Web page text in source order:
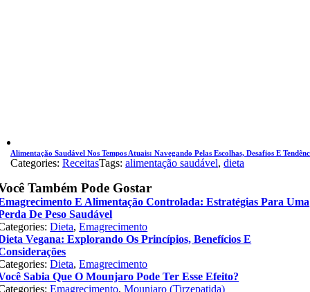
Alimentação Saudável Nos Tempos Atuais: Navegando Pelas Escolhas, Desafios E
Categories: ReceitasTags: alimentação saudável, dieta
Também Pode Gostar
E Alimentação Controlada: Estratégias Para Uma
De Peso Saudável
Dieta,Emagrecimento
Vegana: Explorando Os Princípios, Benefícios E
Dieta,Emagrecimento
Sabia Que O Mounjaro Pode Ter Esse Efeito?
Emagrecimento,Mounjaro (Tirzepatida)